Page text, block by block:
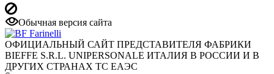
Обычная версия сайта
ОФИЦИАЛЬНЫЙ САЙТ ПРЕДСТАВИТЕЛЯ ФАБРИКИ
BIEFFE S.R.L. UNIPERSONALE ИТАЛИЯ В РОССИИ И В
ДРУГИХ СТРАНАХ ТС ЕАЭС